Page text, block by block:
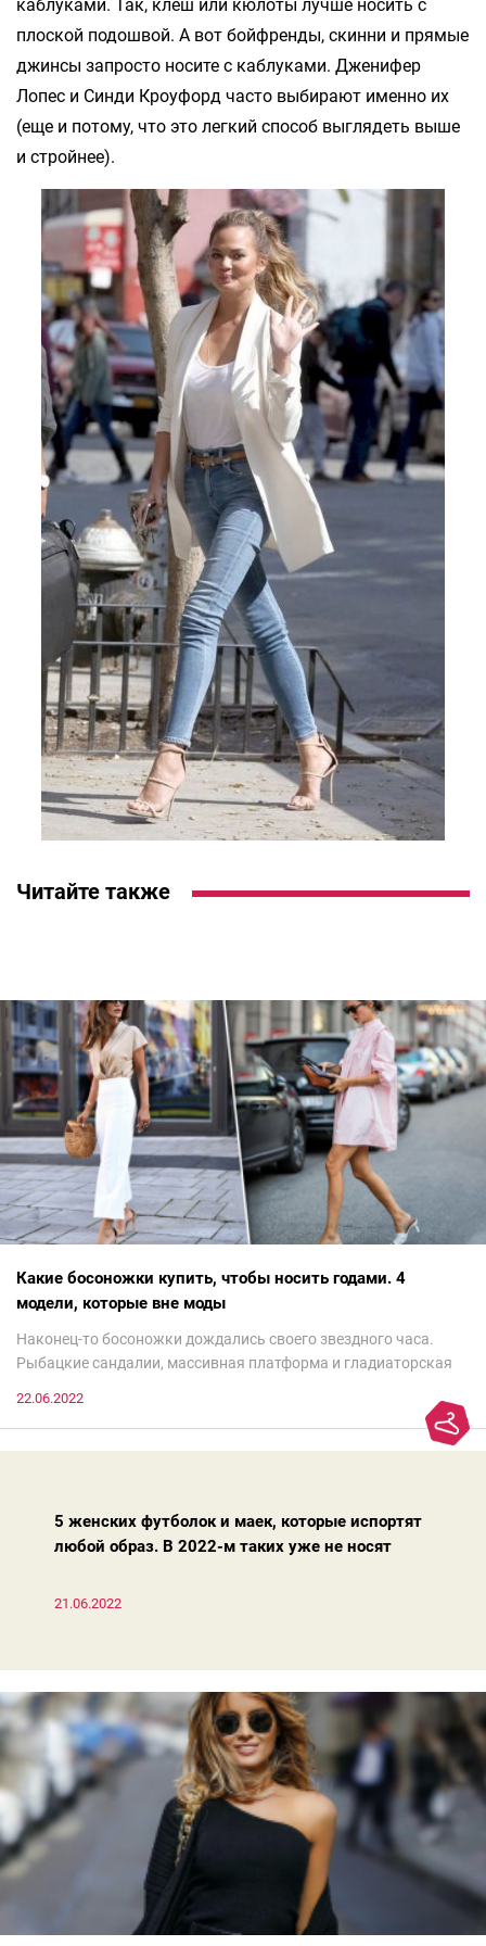
каблуками. Так, клеш или кюлоты лучше носить с
плоской подошвой. А вот бойфренды, скинни и прямые
джинсы запросто носите с каблуками. Дженифер
Лопес и Синди Кроуфорд часто выбирают именно их
(еще и потому, что это легкий способ выглядеть выше
и стройнее).
Читайте также
Какие босоножки купить, чтобы носить годами. 4
модели, которые вне моды
Наконец-то босоножки дождались своего звездного часа.
Рыбацкие сандалии, массивная платформа и гладиаторская
модно, совсем не обязательно бежать за ними в магазин.
Достаточно лишь провести ревизию прошлогодних покупок.
22.06.2022
5 женских футболок и маек, которые испортят
любой образ. В 2022-м таких уже не носят
21.06.2022